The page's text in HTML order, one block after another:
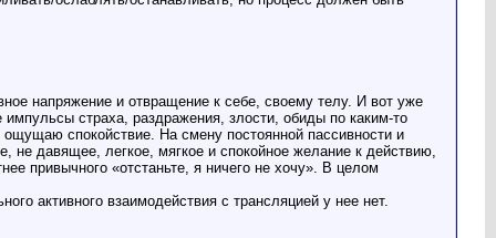
напряжение и отвращение к себе, своему телу. И вот уже
страха, раздражения, злости, обиды по каким-то
спокойствие. На смену постоянной пассивности и
не давящее, легкое, мягкое и спокойное желание к действию,
привычного «отстаньте, я ничего не хочу». В целом
активного взаимодействия с трансляцией у нее нет.